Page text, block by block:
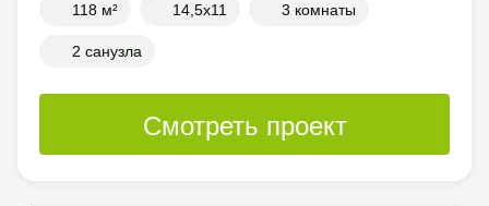
118 м² 14,5x11 3 комнаты
2 санузла
Смотреть проект